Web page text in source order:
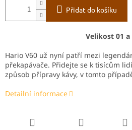
Přidat do košíku
Velikost 01 a
Hario V60 už nyní patří mezi
překapávače. Přidejte se k tisícům
způsob přípravy kávy, v tomto
Detailní informace